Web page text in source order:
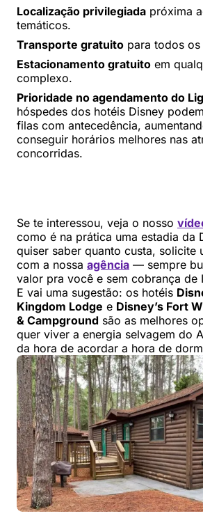
Localização privilegiada próxima
temáticos.
Transporte gratuito para todos os
Estacionamento gratuito em
complexo.
Prioridade no agendamento do
hóspedes dos hotéis Disney
filas com antecedência,
conseguir horários melhores nas
concorridas.
Se te interessou, veja o nosso
como é na prática uma estadia da
quiser saber quanto custa, solicite
com a nossa agência — sempre
valor pra você e sem cobrança de
E vai uma sugestão: os hotéis
Kingdom Lodge e Disney’s Fort
& Campground são as melhores
quer viver a energia selvagem do
da hora de acordar a hora de